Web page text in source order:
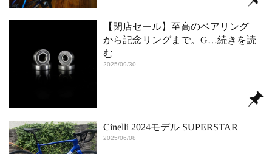
【閉店セール】至高のベアリング
から記念リングまで。G…続きを読
む
2025/09/30
Cinelli 2024モデル SUPERSTAR
2025/06/08